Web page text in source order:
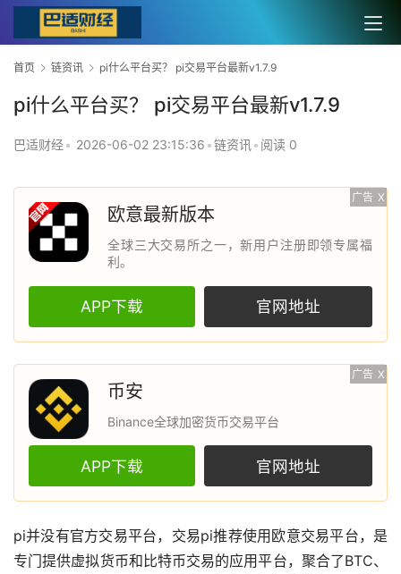
首页 链资讯 pi什么平台买？ pi交易平台最新v1.7.9
pi什么平台买？ pi交易平台最新v1.7.9
巴适财经• 2026-06-02 23:15:36 •链资讯 • 阅读 0
广告 X
欧意最新版本
全球三大交易所之一，新用户注册即领专属福
利。
APP下载 官网地址
广告 X
币安
Binance全球加密货币交易平台
APP下载 官网地址
pi并没有官方交易平台，交易pi推荐使用欧意交易平台，是
专门提供虚拟货币和比特币交易的应用平台，聚合了BTC、